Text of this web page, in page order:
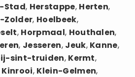
Stad, Herstappe, Herten,
Zolder, Hoelbeek,
, Horpmaal, Houthalen,
, Jesseren, Jeuk, Kanne,
sint-truiden, Kermt,
Kinrooi, Klein-Gelmen,